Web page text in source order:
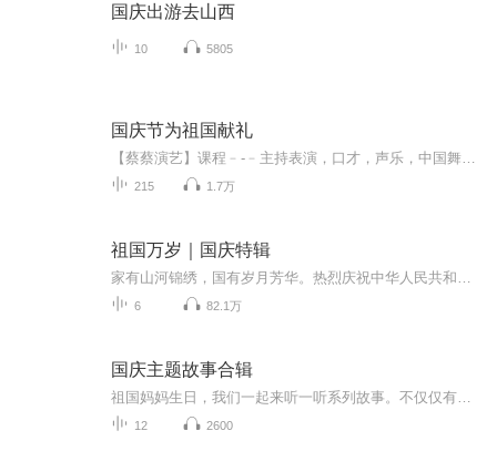
国庆出游去山西
10 5805
国庆节为祖国献礼
215 1.7万
祖国万岁｜国庆特辑
6 82.1万
国庆主题故事合辑
12 2600